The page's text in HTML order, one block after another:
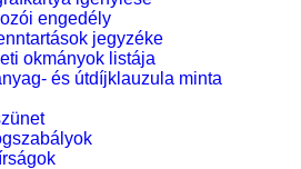
engedély
jegyzéke
okmányok listája
és útdíjklauzula minta